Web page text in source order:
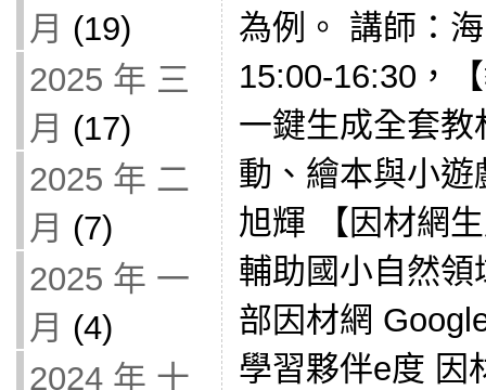
月 (19)
2025 年 三
月 (17)
2025 年 二
月 (7)
2025 年 一
月 (4)
2024 年 十
為例。 講師：
15:00-16:30，
一鍵生成全套
動、繪本與小
旭輝 【因材網
輔助國小自然
部因材網
學習夥伴e度 因